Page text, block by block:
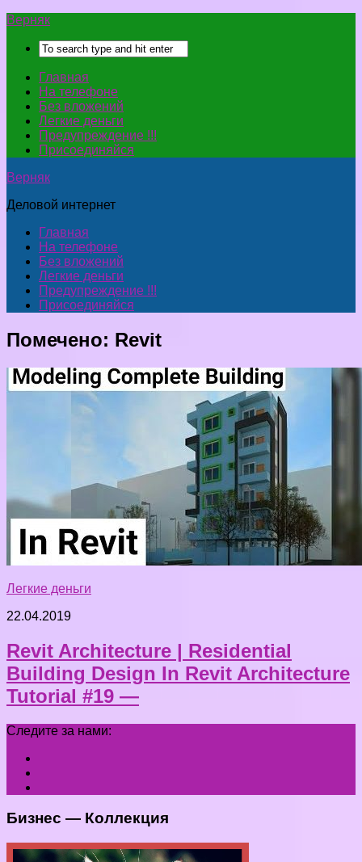
Верняк
Главная
На телефоне
Без вложений
Легкие деньги
Предупреждение !!!
Присоединяйся
Верняк
Деловой интернет
Главная
На телефоне
Без вложений
Легкие деньги
Предупреждение !!!
Присоединяйся
Помечено: Revit
Легкие деньги
22.04.2019
Revit Architecture | Residential
Building Design In Revit Architecture
Tutorial #19 —
Следите за нами:
Бизнес — Коллекция